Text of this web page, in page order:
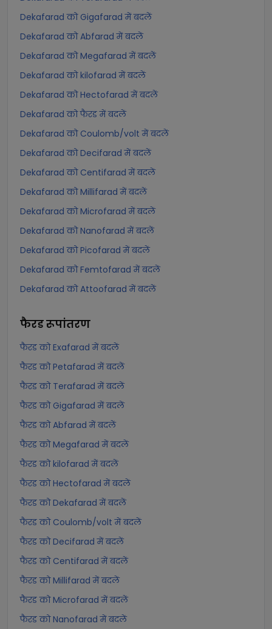
Dekafarad को Gigafarad में बदलें
Dekafarad को Abfarad में बदलें
Dekafarad को Megafarad में बदलें
Dekafarad को kilofarad में बदलें
Dekafarad को Hectofarad में बदलें
Dekafarad को फैरड में बदलें
Dekafarad को Coulomb/volt में बदलें
Dekafarad को Decifarad में बदलें
Dekafarad को Centifarad में बदलें
Dekafarad को Millifarad में बदलें
Dekafarad को Microfarad में बदलें
Dekafarad को Nanofarad में बदलें
Dekafarad को Picofarad में बदलें
Dekafarad को Femtofarad में बदलें
Dekafarad को Attoofarad में बदलें
फैरडरूपांतरण
फैरड को Exafarad में बदलें
फैरड को Petafarad में बदलें
फैरड को Terafarad में बदलें
फैरड को Gigafarad में बदलें
फैरड को Abfarad में बदलें
फैरड को Megafarad में बदलें
फैरड को kilofarad में बदलें
फैरड को Hectofarad में बदलें
फैरड को Dekafarad में बदलें
फैरड को Coulomb/volt में बदलें
फैरड को Decifarad में बदलें
फैरड को Centifarad में बदलें
फैरड को Millifarad में बदलें
फैरड को Microfarad में बदलें
फैरड को Nanofarad में बदलें